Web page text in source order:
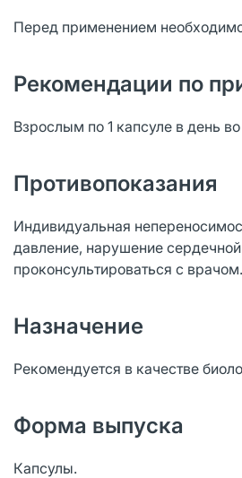
Перед применением
Рекомендации по
Взрослым по 1 капсуле в день
Противопоказания
Индивидуальная
давление, нарушение
проконсультироваться с врачом.
Назначение
Рекомендуется в качестве
Форма выпуска
Капсулы.